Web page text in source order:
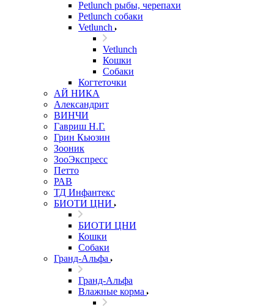
Petlunch рыбы, черепахи
Petlunch собаки
Vetlunch
Vetlunch
Кошки
Собаки
Когтеточки
АЙ НИКА
Александрит
ВИНЧИ
Гавриш Н.Г.
Грин Кьюзин
Зооник
ЗооЭкспресс
Петто
РАВ
ТД Инфантекс
БИОТИ ЦНИ
БИОТИ ЦНИ
Кошки
Собаки
Гранд-Альфа
Гранд-Альфа
Влажные корма